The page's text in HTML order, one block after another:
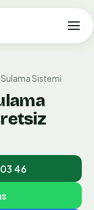
Sistemi
46